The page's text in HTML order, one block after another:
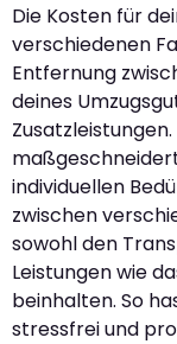
Die Kosten für
verschiedenen
Entfernung
deines
individuellen
zwischen
sowohl den
Leistungen wie
beinhalten. So
stressfrei und